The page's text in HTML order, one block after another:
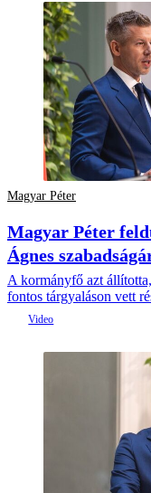
Magyar Péter
Magyar Péter
Ágnes
A kormányfő azt
fontos tárgyaláson vett